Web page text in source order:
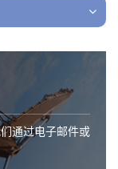
通过电子邮件或